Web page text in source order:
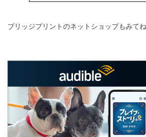
ブリッジプリントのネットショップもみて